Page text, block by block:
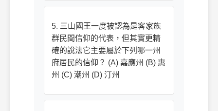
5. 三山國王一度被認為是客家族
群民間信仰的代表，但其實更精
確的說法它主要屬於下列哪一州
府居民的信仰？ (A) 嘉應州 (B) 惠
州 (C) 潮州 (D) 汀州